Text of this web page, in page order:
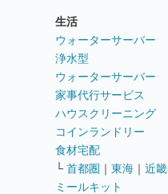
生活
ウォーターサーバー
浄水型
ウォーターサーバー
家事代行サービス
ハウスクリーニング
コインランドリー
食材宅配
└ 首都圏 ｜ 東海 ｜ 近畿
ミールキット